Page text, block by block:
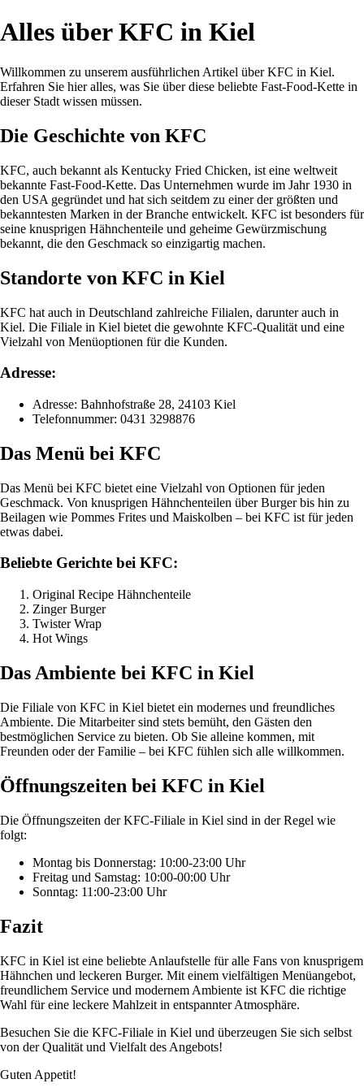
Alles über KFC in Kiel
Willkommen zu unserem ausführlichen Artikel über KFC in Kiel.
Erfahren Sie hier alles, was Sie über diese beliebte Fast-Food-Kette in
dieser Stadt wissen müssen.
Die Geschichte von KFC
KFC, auch bekannt als Kentucky Fried Chicken, ist eine weltweit
bekannte Fast-Food-Kette. Das Unternehmen wurde im Jahr 1930 in
den USA gegründet und hat sich seitdem zu einer der größten und
bekanntesten Marken in der Branche entwickelt. KFC ist besonders für
seine knusprigen Hähnchenteile und geheime Gewürzmischung
bekannt, die den Geschmack so einzigartig machen.
Standorte von KFC in Kiel
KFC hat auch in Deutschland zahlreiche Filialen, darunter auch in
Kiel. Die Filiale in Kiel bietet die gewohnte KFC-Qualität und eine
Vielzahl von Menüoptionen für die Kunden.
Adresse:
Adresse: Bahnhofstraße 28, 24103 Kiel
Telefonnummer: 0431 3298876
Das Menü bei KFC
Das Menü bei KFC bietet eine Vielzahl von Optionen für jeden
Geschmack. Von knusprigen Hähnchenteilen über Burger bis hin zu
Beilagen wie Pommes Frites und Maiskolben – bei KFC ist für jeden
etwas dabei.
Beliebte Gerichte bei KFC:
Original Recipe Hähnchenteile
Zinger Burger
Twister Wrap
Hot Wings
Das Ambiente bei KFC in Kiel
Die Filiale von KFC in Kiel bietet ein modernes und freundliches
Ambiente. Die Mitarbeiter sind stets bemüht, den Gästen den
bestmöglichen Service zu bieten. Ob Sie alleine kommen, mit
Freunden oder der Familie – bei KFC fühlen sich alle willkommen.
Öffnungszeiten bei KFC in Kiel
Die Öffnungszeiten der KFC-Filiale in Kiel sind in der Regel wie
folgt:
Montag bis Donnerstag: 10:00-23:00 Uhr
Freitag und Samstag: 10:00-00:00 Uhr
Sonntag: 11:00-23:00 Uhr
Fazit
KFC in Kiel ist eine beliebte Anlaufstelle für alle Fans von knusprigem
Hähnchen und leckeren Burger. Mit einem vielfältigen Menüangebot,
freundlichem Service und modernem Ambiente ist KFC die richtige
Wahl für eine leckere Mahlzeit in entspannter Atmosphäre.
Besuchen Sie die KFC-Filiale in Kiel und überzeugen Sie sich selbst
von der Qualität und Vielfalt des Angebots!
Guten Appetit!